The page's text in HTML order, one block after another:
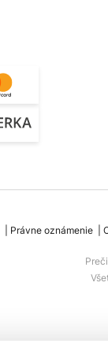
Právne oznámenie